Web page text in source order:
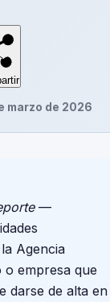
marzo de 2026
—
Agencia
empresa que
darse de alta en